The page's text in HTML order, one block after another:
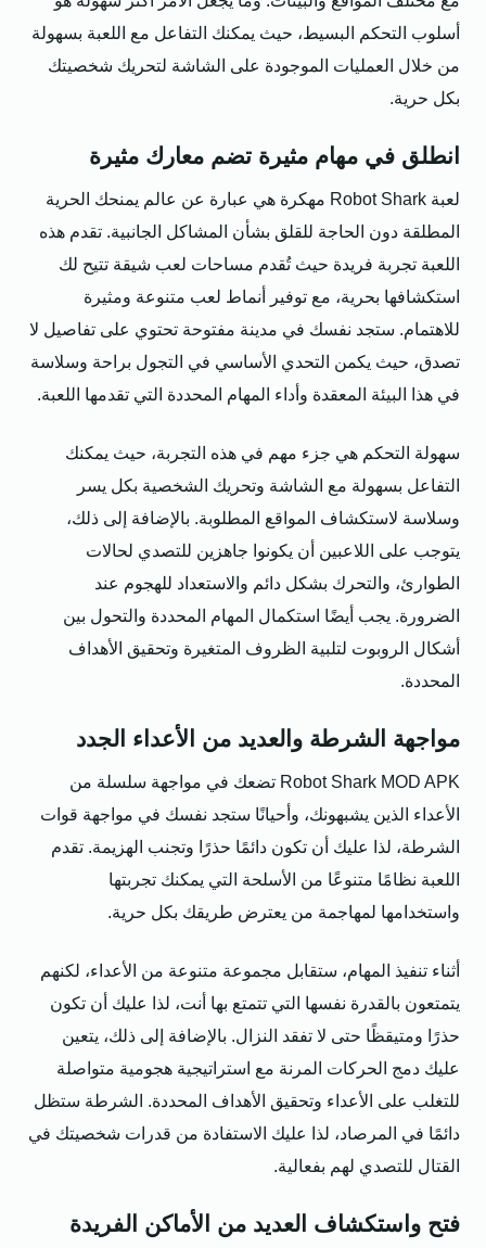
أسلوب التحكم البسيط، حيث يمكنك التفاعل مع اللعبة بسهولة
من خلال العمليات الموجودة على الشاشة لتحريك شخصيتك
بكل حرية.
انطلق في مهام مثيرة تضم معارك مثيرة
لعبة Robot Shark مهكرة هي عبارة عن عالم يمنحك الحرية
المطلقة دون الحاجة للقلق بشأن المشاكل الجانبية. تقدم هذه
اللعبة تجربة فريدة حيث تُقدم مساحات لعب شيقة تتيح لك
استكشافها بحرية، مع توفير أنماط لعب متنوعة ومثيرة
للاهتمام. ستجد نفسك في مدينة مفتوحة تحتوي على تفاصيل لا
تصدق، حيث يكمن التحدي الأساسي في التجول براحة وسلاسة
في هذا البيئة المعقدة وأداء المهام المحددة التي تقدمها اللعبة.
سهولة التحكم هي جزء مهم في هذه التجربة، حيث يمكنك
التفاعل بسهولة مع الشاشة وتحريك الشخصية بكل يسر
وسلاسة لاستكشاف المواقع المطلوبة. بالإضافة إلى ذلك،
يتوجب على اللاعبين أن يكونوا جاهزين للتصدي لحالات
الطوارئ، والتحرك بشكل دائم والاستعداد للهجوم عند
الضرورة. يجب أيضًا استكمال المهام المحددة والتحول بين
أشكال الروبوت لتلبية الظروف المتغيرة وتحقيق الأهداف
المحددة.
مواجهة الشرطة والعديد من الأعداء الجدد
Robot Shark MOD APK تضعك في مواجهة سلسلة من
الأعداء الذين يشبهونك، وأحيانًا ستجد نفسك في مواجهة قوات
الشرطة، لذا عليك أن تكون دائمًا حذرًا وتجنب الهزيمة. تقدم
اللعبة نظامًا متنوعًا من الأسلحة التي يمكنك تجربتها
واستخدامها لمهاجمة من يعترض طريقك بكل حرية.
أثناء تنفيذ المهام، ستقابل مجموعة متنوعة من الأعداء، لكنهم
يتمتعون بالقدرة نفسها التي تتمتع بها أنت، لذا عليك أن تكون
حذرًا ومتيقظًا حتى لا تفقد النزال. بالإضافة إلى ذلك، يتعين
عليك دمج الحركات المرنة مع استراتيجية هجومية متواصلة
للتغلب على الأعداء وتحقيق الأهداف المحددة. الشرطة ستظل
دائمًا في المرصاد، لذا عليك الاستفادة من قدرات شخصيتك في
القتال للتصدي لهم بفعالية.
فتح واستكشاف العديد من الأماكن الفريدة